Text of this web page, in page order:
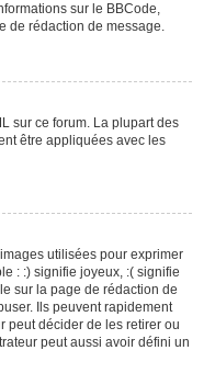
sur le BBCode,
de rédaction de message.
sur ce forum. La plupart des
être appliquées avec les
utilisées pour exprimer
: :) signifie joyeux, :( signifie
sur la page de rédaction de
Ils peuvent rapidement
peut décider de les retirer ou
peut aussi avoir défini un